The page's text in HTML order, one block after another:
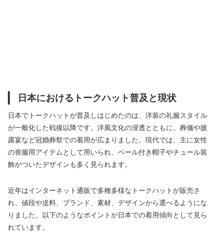
日本におけるトークハット普及と現状
日本でトークハットが普及しはじめたのは、洋装の礼服スタイル
が一般化した戦後以降です。洋風文化の浸透とともに、葬儀や披
露宴など冠婚葬祭での着用が広まりました。現代では、主に女性
の喪服用アイテムとして用いられ、ベール付き帽子やチュール装
飾がついたデザインも多く見られます。
近年はインターネット通販で多種多様なトークハットが販売さ
れ、値段や送料、ブランド、素材、デザインから選べるようにな
りました。以下のようなポイントが日本での着用傾向として見ら
れています。